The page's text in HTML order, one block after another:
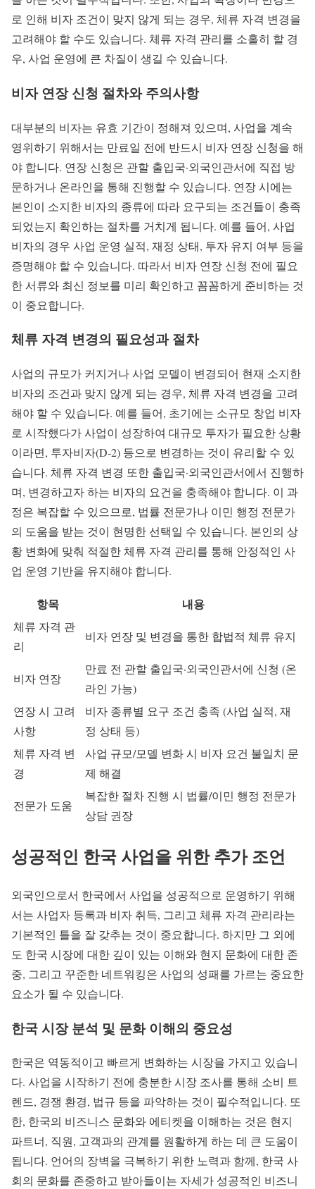
로 인해 비자 조건이 맞지 않게 되는 경우, 체류 자격 변경을
고려해야 할 수도 있습니다. 체류 자격 관리를 소홀히 할 경
우, 사업 운영에 큰 차질이 생길 수 있습니다.
비자 연장 신청 절차와 주의사항
대부분의 비자는 유효 기간이 정해져 있으며, 사업을 계속
영위하기 위해서는 만료일 전에 반드시 비자 연장 신청을 해
야 합니다. 연장 신청은 관할 출입국·외국인관서에 직접 방
문하거나 온라인을 통해 진행할 수 있습니다. 연장 시에는
본인이 소지한 비자의 종류에 따라 요구되는 조건들이 충족
되었는지 확인하는 절차를 거치게 됩니다. 예를 들어, 사업
비자의 경우 사업 운영 실적, 재정 상태, 투자 유지 여부 등을
증명해야 할 수 있습니다. 따라서 비자 연장 신청 전에 필요
한 서류와 최신 정보를 미리 확인하고 꼼꼼하게 준비하는 것
이 중요합니다.
체류 자격 변경의 필요성과 절차
사업의 규모가 커지거나 사업 모델이 변경되어 현재 소지한
비자의 조건과 맞지 않게 되는 경우, 체류 자격 변경을 고려
해야 할 수 있습니다. 예를 들어, 초기에는 소규모 창업 비자
로 시작했다가 사업이 성장하여 대규모 투자가 필요한 상황
이라면, 투자비자(D-2) 등으로 변경하는 것이 유리할 수 있
습니다. 체류 자격 변경 또한 출입국·외국인관서에서 진행하
며, 변경하고자 하는 비자의 요건을 충족해야 합니다. 이 과
정은 복잡할 수 있으므로, 법률 전문가나 이민 행정 전문가
의 도움을 받는 것이 현명한 선택일 수 있습니다. 본인의 상
황 변화에 맞춰 적절한 체류 자격 관리를 통해 안정적인 사
업 운영 기반을 유지해야 합니다.
항목 내용
체류 자격 관
리
비자 연장 및 변경을 통한 합법적 체류 유지
비자 연장
만료 전 관할 출입국·외국인관서에 신청 (온
라인 가능)
연장 시 고려
사항
비자 종류별 요구 조건 충족 (사업 실적, 재
정 상태 등)
체류 자격 변
경
사업 규모/모델 변화 시 비자 요건 불일치 문
제 해결
전문가 도움
복잡한 절차 진행 시 법률/이민 행정 전문가
상담 권장
성공적인 한국 사업을 위한 추가 조언
외국인으로서 한국에서 사업을 성공적으로 운영하기 위해
서는 사업자 등록과 비자 취득, 그리고 체류 자격 관리라는
기본적인 틀을 잘 갖추는 것이 중요합니다. 하지만 그 외에
도 한국 시장에 대한 깊이 있는 이해와 현지 문화에 대한 존
중, 그리고 꾸준한 네트워킹은 사업의 성패를 가르는 중요한
요소가 될 수 있습니다.
한국 시장 분석 및 문화 이해의 중요성
한국은 역동적이고 빠르게 변화하는 시장을 가지고 있습니
다. 사업을 시작하기 전에 충분한 시장 조사를 통해 소비 트
렌드, 경쟁 환경, 법규 등을 파악하는 것이 필수적입니다. 또
한, 한국의 비즈니스 문화와 에티켓을 이해하는 것은 현지
파트너, 직원, 고객과의 관계를 원활하게 하는 데 큰 도움이
됩니다. 언어의 장벽을 극복하기 위한 노력과 함께, 한국 사
회의 문화를 존중하고 받아들이는 자세가 성공적인 비즈니